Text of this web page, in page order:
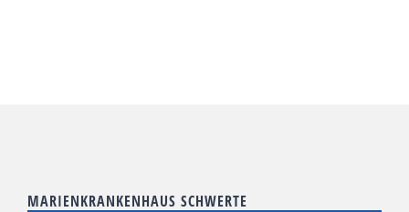
MARIENKRANKENHAUS SCHWERTE